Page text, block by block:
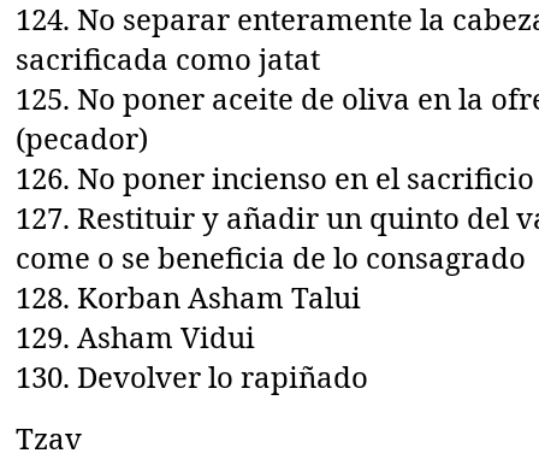
124. No separar enteramente la
sacrificada como jatat
125. No poner aceite de oliva en la
(pecador)
126. No poner incienso en el
127. Restituir y añadir un quinto del
come o se beneficia de lo consagrado
128. Korban Asham Talui
129. Asham Vidui
130. Devolver lo rapiñado
Tzav